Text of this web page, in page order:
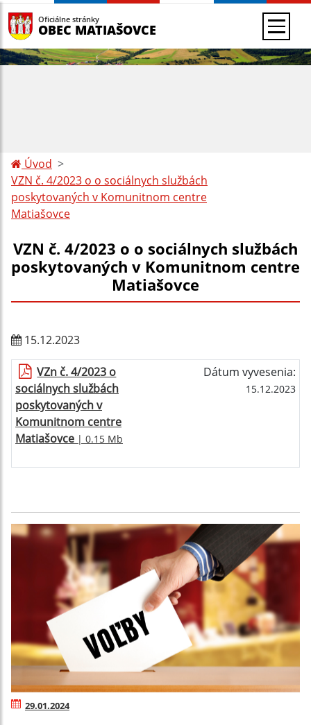
Oficiálne stránky
OBEC MATIAŠOVCE
Úvod
VZN č. 4/2023 o o sociálnych službách
poskytovaných v Komunitnom centre
Matiašovce
VZN č. 4/2023 o o sociálnych službách
poskytovaných v Komunitnom centre
Matiašovce
15.12.2023
VZn č. 4/2023 o
sociálnych službách
poskytovaných v
Komunitnom centre
Matiašovce | 0.15 Mb
Dátum vyvesenia:
15.12.2023
29.01.2024